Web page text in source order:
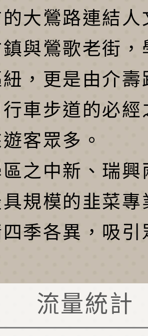
大鶯路連結人
與鶯歌老街，
，更是由介壽
車步道的必經
客眾多。
之中新、瑞興
規模的韭菜專
季各異，吸引
流量統計